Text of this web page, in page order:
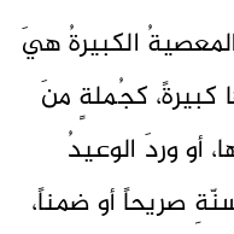
الكبيرةُ هيَ
كجُملةٍ منَ
أو وردَ الوعيدُ
صريحاً أو ضمناً،